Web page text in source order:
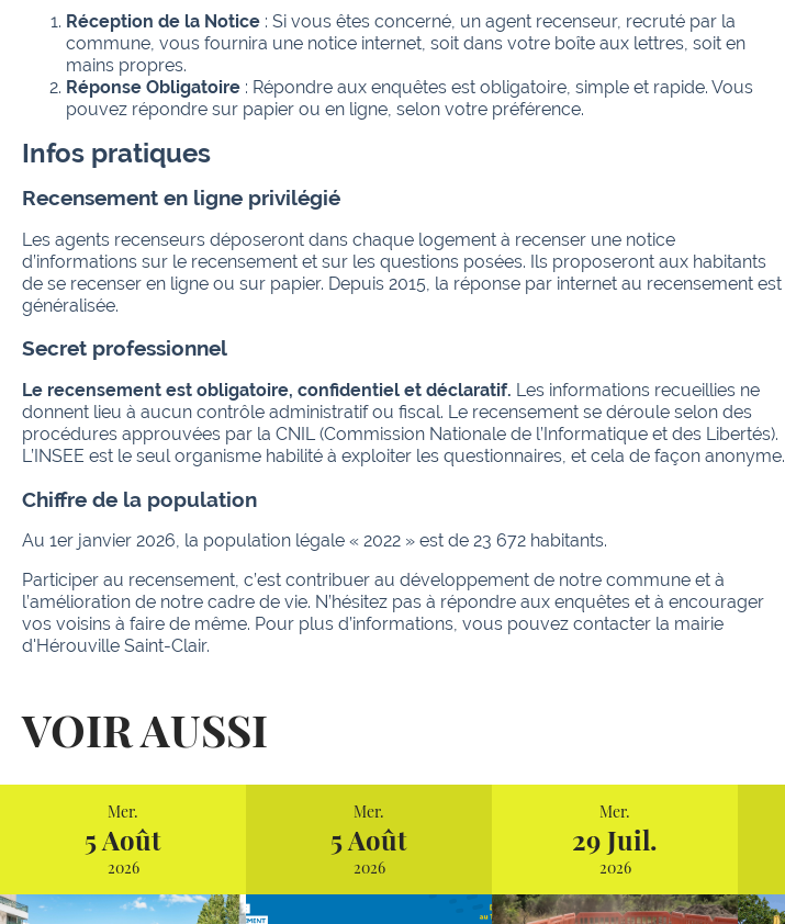
Réception de la Notice : Si vous êtes concerné, un agent recenseur, recruté par la
commune, vous fournira une notice internet, soit dans votre boîte aux lettres, soit en
mains propres.
Réponse Obligatoire : Répondre aux enquêtes est obligatoire, simple et rapide. Vous
pouvez répondre sur papier ou en ligne, selon votre préférence.
Infos pratiques
Recensement en ligne privilégié
Les agents recenseurs déposeront dans chaque logement à recenser une notice
d’informations sur le recensement et sur les questions posées. Ils proposeront aux habitants
de se recenser en ligne ou sur papier. Depuis 2015, la réponse par internet au recensement est
généralisée.
Secret professionnel
Le recensement est obligatoire, confidentiel et déclaratif. Les informations recueillies ne
donnent lieu à aucun contrôle administratif ou fiscal. Le recensement se déroule selon des
procédures approuvées par la CNIL (Commission Nationale de l’Informatique et des Libertés).
L’INSEE est le seul organisme habilité à exploiter les questionnaires, et cela de façon anonyme.
Chiffre de la population
Au 1er janvier 2026, la population légale « 2022 » est de 23 672 habitants.
Participer au recensement, c’est contribuer au développement de notre commune et à
l’amélioration de notre cadre de vie. N’hésitez pas à répondre aux enquêtes et à encourager
vos voisins à faire de même. Pour plus d’informations, vous pouvez contacter la mairie
d'Hérouville Saint-Clair.
VOIR AUSSI
Mer.
5 Août
2026
Mer.
5 Août
2026
Mer.
29 Juil.
2026